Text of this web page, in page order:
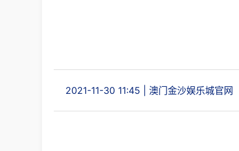
2021-11-30 11:45 澳门金沙娱乐城官网